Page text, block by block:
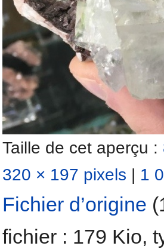
Taille de cet aperçu :
320 × 197 pixels | 1
Fichier d’origine
fichier : 179 Kio,